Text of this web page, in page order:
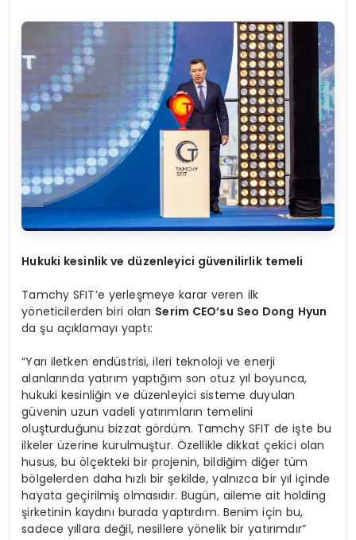
Hukuki kesinlik ve düzenleyici güvenilirlik temeli
Tamchy SFIT’e yerleşmeye karar veren ilk
yöneticilerden biri olan Serim CEO’su Seo Dong Hyun
da şu açıklamayı yaptı:
“Yarı iletken endüstrisi, ileri teknoloji ve enerji
alanlarında yatırım yaptığım son otuz yıl boyunca,
hukuki kesinliğin ve düzenleyici sisteme duyulan
güvenin uzun vadeli yatırımların temelini
oluşturduğunu bizzat gördüm. Tamchy SFIT de işte bu
ilkeler üzerine kurulmuştur. Özellikle dikkat çekici olan
husus, bu ölçekteki bir projenin, bildiğim diğer tüm
bölgelerden daha hızlı bir şekilde, yalnızca bir yıl içinde
hayata geçirilmiş olmasıdır. Bugün, aileme ait holding
şirketinin kaydını burada yaptırdım. Benim için bu,
sadece yıllara değil, nesillere yönelik bir yatırımdır”